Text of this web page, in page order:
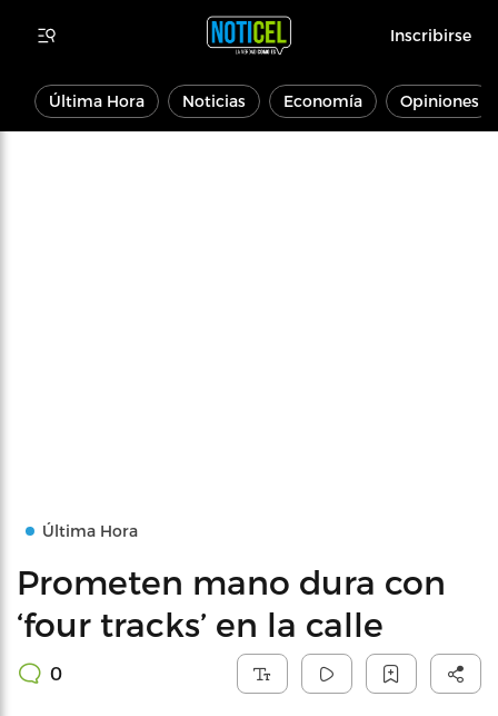
Inscribirse
Última Hora Noticias Economía Opiniones
Última Hora
Prometen mano dura con
‘four tracks’ en la calle
0